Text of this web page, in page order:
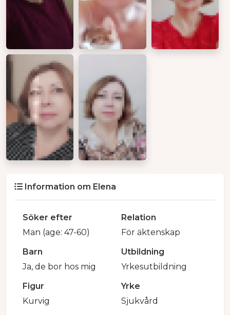
Information om Elena
Söker efter
Man (age: 47-60)
Relation
För äktenskap
Barn
Ja, de bor hos mig
Utbildning
Yrkesutbildning
Figur
Kurvig
Yrke
Sjukvård